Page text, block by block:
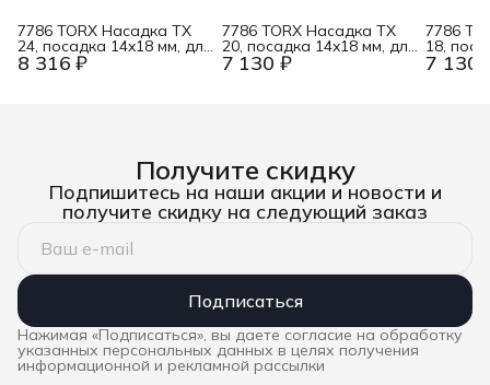
8 316 ₽
7786 TORX Насадка TX
24, посадка 14x18 мм, для
динамометрических
ключей Click-Torque X / XP
7 130 ₽
7786 TORX Насадка TX
20, посадка 14x18 мм, для
динамометрических
ключей Click-Torque X / XP
7 130
7786
18,
ключей
Получите скидку
Подпишитесь на наши акции и новости и
получите скидку на следующий заказ
Подписаться
Нажимая «Подписаться», вы даете согласие на обработку
указанных персональных данных в целях получения
информационной и рекламной рассылки